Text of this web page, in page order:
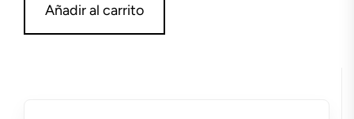
Añadir al carrito